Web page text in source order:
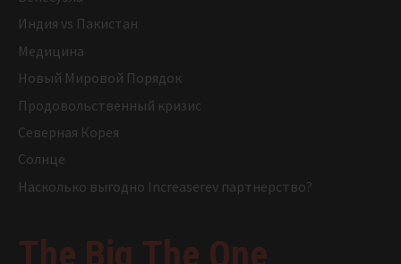
Индия vs Пакистан
Медицина
Новый Мировой Порядок
Продовольственный кризис
Северная Корея
Солнце
Насколько выгодно Increaserev партнерство?
The Big The One